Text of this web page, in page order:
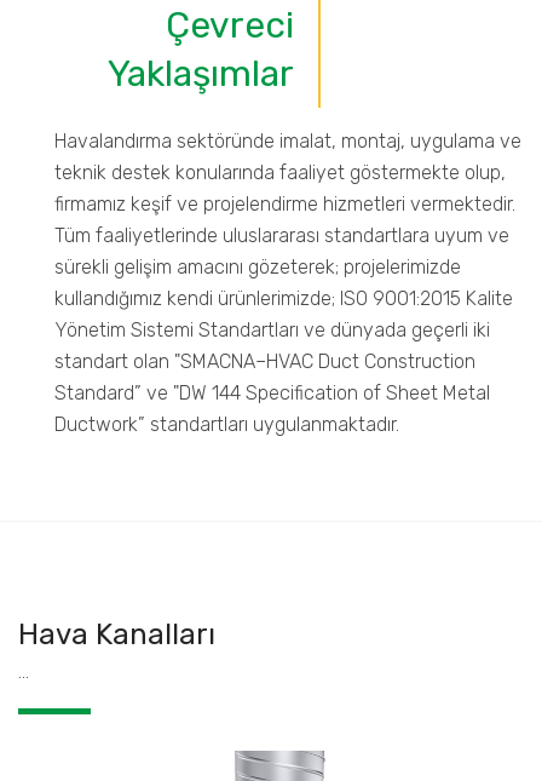
Çevreci
Yaklaşımlar
Havalandırma sektöründe imalat, montaj, uygulama ve
teknik destek konularında faaliyet göstermekte olup,
firmamız keşif ve projelendirme hizmetleri vermektedir.
Tüm faaliyetlerinde uluslararası standartlara uyum ve
sürekli gelişim amacını gözeterek; projelerimizde
kullandığımız kendi ürünlerimizde; ISO 9001:2015 Kalite
Yönetim Sistemi Standartları ve dünyada geçerli iki
standart olan "SMACNA–HVAC Duct Construction
Standard” ve "DW 144 Specification of Sheet Metal
Ductwork” standartları uygulanmaktadır.
Hava Kanalları
...